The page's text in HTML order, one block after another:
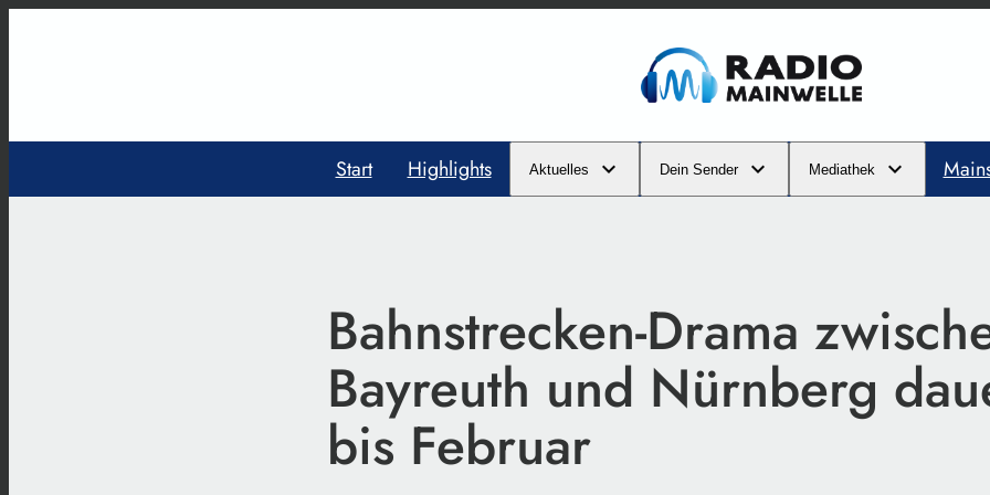
Start Highlights Aktuelles Dein Sender Mediathek
Bahnstrecken-Drama
Bayreuth und Nürnberg
bis Februar